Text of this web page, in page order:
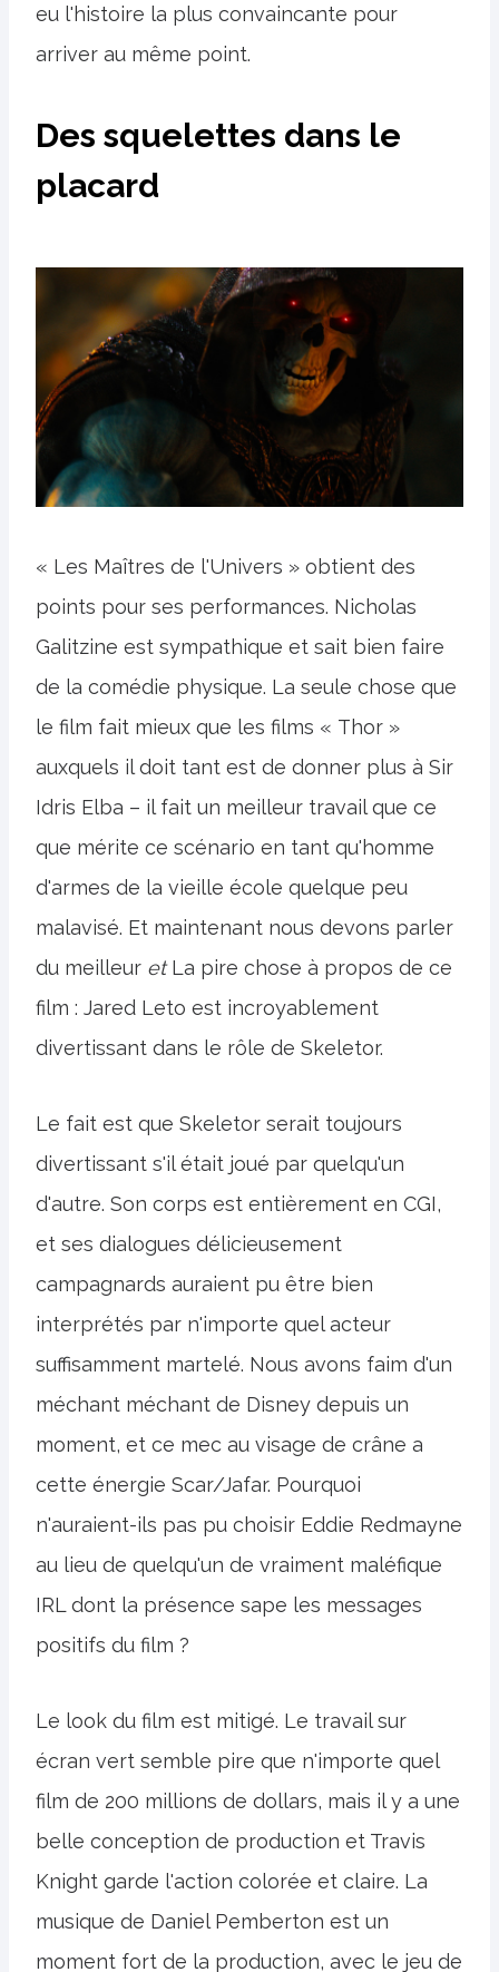
eu l'histoire la plus convaincante pour
arriver au même point.
Des squelettes dans le
placard
« Les Maîtres de l'Univers » obtient des
points pour ses performances. Nicholas
Galitzine est sympathique et sait bien faire
de la comédie physique. La seule chose que
le film fait mieux que les films « Thor »
auxquels il doit tant est de donner plus à Sir
Idris Elba – il fait un meilleur travail que ce
que mérite ce scénario en tant qu'homme
d'armes de la vieille école quelque peu
malavisé. Et maintenant nous devons parler
du meilleur etLa pire chose à propos de ce
film : Jared Leto est incroyablement
divertissant dans le rôle de Skeletor.
Le fait est que Skeletor serait toujours
divertissant s'il était joué par quelqu'un
d'autre. Son corps est entièrement en CGI,
et ses dialogues délicieusement
campagnards auraient pu être bien
interprétés par n'importe quel acteur
suffisamment martelé. Nous avons faim d'un
méchant méchant de Disney depuis un
moment, et ce mec au visage de crâne a
cette énergie Scar/Jafar. Pourquoi
n'auraient-ils pas pu choisir Eddie Redmayne
au lieu de quelqu'un de vraiment maléfique
IRL dont la présence sape les messages
positifs du film ?
Le look du film est mitigé. Le travail sur
écran vert semble pire que n'importe quel
film de 200 millions de dollars, mais il y a une
belle conception de production et Travis
Knight garde l'action colorée et claire. La
musique de Daniel Pemberton est un
moment fort de la production, avec le jeu de